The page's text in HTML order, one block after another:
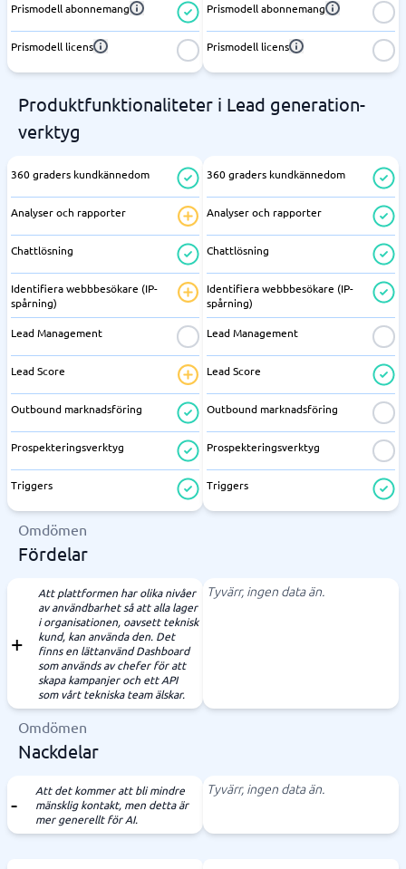
Prismodell abonnemang
Prismodell licens
Prismodell abonnemang
Prismodell licens
Produktfunktionaliteter i Lead generation-
verktyg
360 graders kundkännedom
Analyser och rapporter
Chattlösning
Identifiera webbbesökare (IP-
spårning)
Lead Management
Lead Score
Outbound marknadsföring
Prospekteringsverktyg
Triggers
360 graders kundkännedom
Analyser och rapporter
Chattlösning
Identifiera webbbesökare (IP-
spårning)
Lead Management
Lead Score
Outbound marknadsföring
Prospekteringsverktyg
Triggers
Omdömen
Fördelar
Att plattformen har olika nivåer
av användbarhet så att alla lager
i organisationen, oavsett teknisk
kund, kan använda den. Det
finns en lättanvänd Dashboard
som används av chefer för att
skapa kampanjer och ett API
som vårt tekniska team älskar.
Tyvärr, ingen data än.
Omdömen
Nackdelar
Att det kommer att bli mindre
mänsklig kontakt, men detta är
mer generellt för AI.
Tyvärr, ingen data än.